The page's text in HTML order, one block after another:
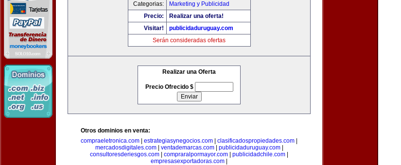
Categorias:
Marketing y Publicidad
Precio:
Realizar una oferta!
Visitar!
publicidaduruguay.com
Serán consideradas ofertas
Realizar una Oferta
Precio Ofrecido $
Otros dominios en venta:
compraeletronica.com
estrategiasynegocios.com clasificadospropiedades.com
mercadosdigitales.com| ventademarcas.com| publicidaduruguay.com|
consultoresderiesgos.com
compraralpormayor.com publicidadchile.com
empresasexportadoras.com